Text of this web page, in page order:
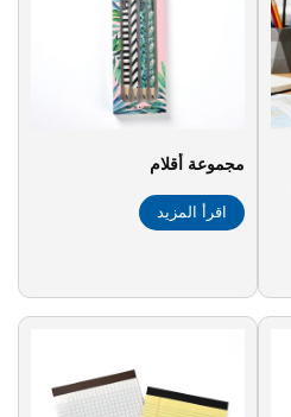
مجموعة أقلام
اقرأ المزيد